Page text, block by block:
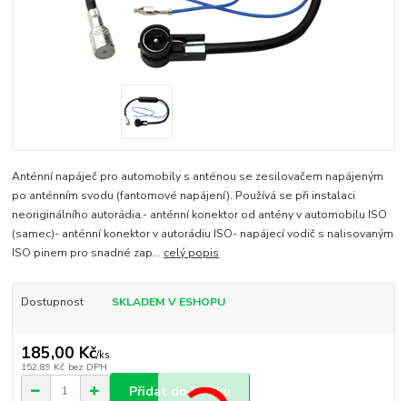
Anténní napáječ pro automobily s anténou se zesilovačem napájeným
po anténním svodu (fantomové napájení). Používá se při instalaci
neoriginálního autorádia.- anténní konektor od antény v automobilu ISO
(samec)- anténní konektor v autorádiu ISO- napájecí vodič s nalisovaným
ISO pinem pro snadné zap... celý popis
Dostupnost SKLADEM V ESHOPU
185,00 Kč/ks
152,89 Kč bez DPH
Přidat do košíku